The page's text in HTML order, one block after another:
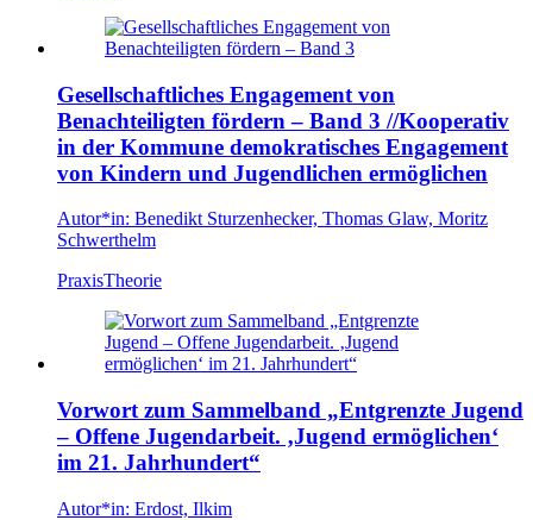
Gesellschaftliches Engagement von
Benachteiligten fördern – Band 3 //Kooperativ
in der Kommune demokratisches Engagement
von Kindern und Jugendlichen ermöglichen
Autor*in: Benedikt Sturzenhecker, Thomas Glaw, Moritz
Schwerthelm
PraxisTheorie
Vorwort zum Sammelband „Entgrenzte Jugend
– Offene Jugendarbeit. ‚Jugend ermöglichen‘
im 21. Jahrhundert“
Autor*in: Erdost, Ilkim